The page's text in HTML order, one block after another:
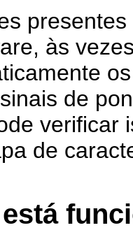
às
de
verificar
de